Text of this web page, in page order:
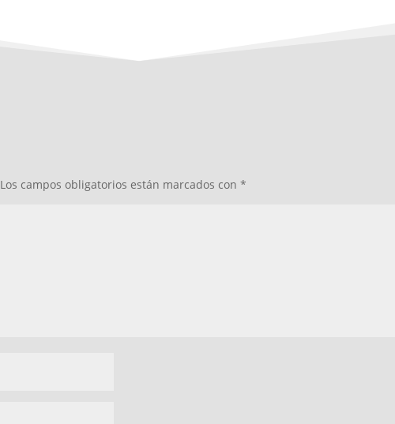
Los campos obligatorios están marcados con*